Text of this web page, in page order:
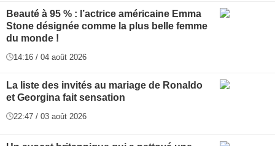
Beauté à 95 % : l’actrice américaine Emma
Stone désignée comme la plus belle femme
du monde !
14:16 / 04 août 2026
La liste des invités au mariage de Ronaldo
et Georgina fait sensation
22:47 / 03 août 2026